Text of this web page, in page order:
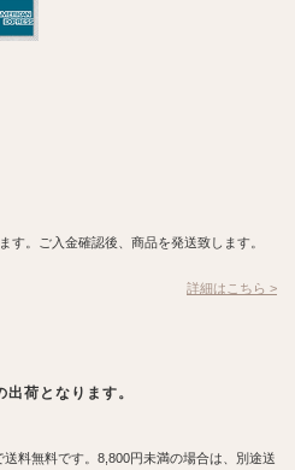
す。ご入金確認後、商品を発送致します。
詳細はこちら >
荷となります。
料無料です。8,800円未満の場合は、別途送